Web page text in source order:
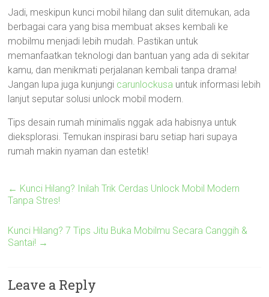
Jadi, meskipun kunci mobil hilang dan sulit ditemukan, ada
berbagai cara yang bisa membuat akses kembali ke
mobilmu menjadi lebih mudah. Pastikan untuk
memanfaatkan teknologi dan bantuan yang ada di sekitar
kamu, dan menikmati perjalanan kembali tanpa drama!
Jangan lupa juga kunjungi carunlockusa untuk informasi lebih
lanjut seputar solusi unlock mobil modern.
Tips desain rumah minimalis nggak ada habisnya untuk
dieksplorasi. Temukan inspirasi baru setiap hari supaya
rumah makin nyaman dan estetik!
← Kunci Hilang? Inilah Trik Cerdas Unlock Mobil Modern
Tanpa Stres!
Kunci Hilang? 7 Tips Jitu Buka Mobilmu Secara Canggih &
Santai! →
Leave a Reply